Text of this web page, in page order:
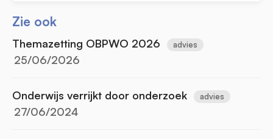
Zie ook
Themazetting OBPWO 2026 advies
25/06/2026
Onderwijs verrijkt door onderzoek advies
27/06/2024